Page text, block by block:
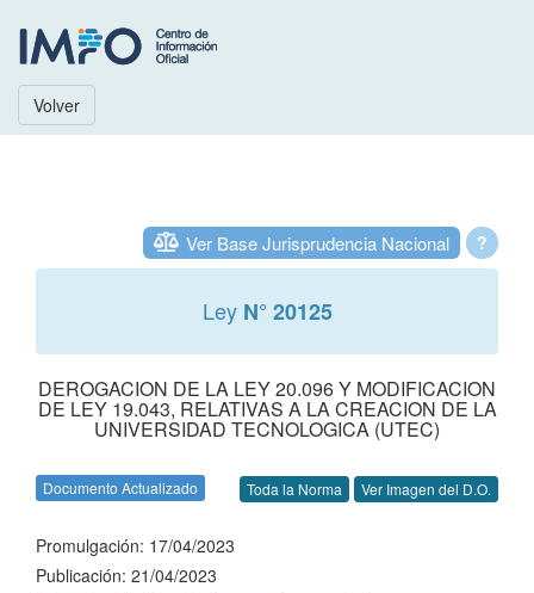
Volver
?
Ver Base Jurisprudencia Nacional
Ley N° 20125
DEROGACION DE LA LEY 20.096 Y MODIFICACION
DE LEY 19.043, RELATIVAS A LA CREACION DE LA
UNIVERSIDAD TECNOLOGICA (UTEC)
Documento Actualizado Toda la Norma Ver Imagen del D.O.
Promulgación: 17/04/2023
Publicación: 21/04/2023